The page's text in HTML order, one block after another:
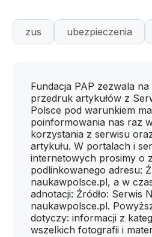
zus ubezpieczenia
Fundacja PAP zezwala na
przedruk artykułów z
Polsce pod warunkiem
poinformowania nas raz
korzystania z serwisu
artykułu. W portalach i
internetowych prosimy o
podlinkowanego adresu:
naukawpolsce.pl, a w
adnotacji: Źródło: Serwis
naukawpolsce.pl.
dotyczy: informacji z
wszelkich fotografii i